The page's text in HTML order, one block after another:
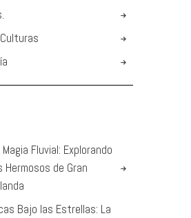
Fluvial: Explorando
Hermosos de Gran
Bajo las Estrellas: La